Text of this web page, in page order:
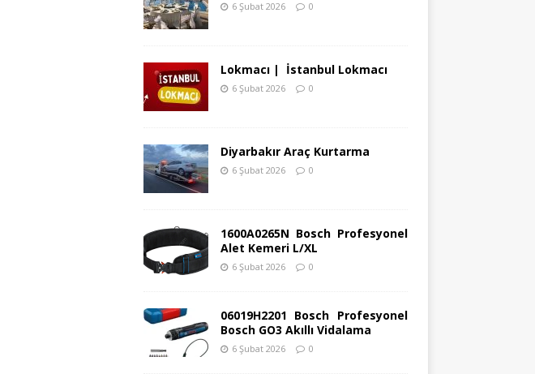
6 Şubat 2026 0
Lokmacı | İstanbul Lokmacı
6 Şubat 2026 0
Diyarbakır Araç Kurtarma
6 Şubat 2026 0
1600A0265N Bosch Profesyonel
Alet Kemeri L/XL
6 Şubat 2026 0
06019H2201 Bosch Profesyonel
Bosch GO3 Akıllı Vidalama
6 Şubat 2026 0